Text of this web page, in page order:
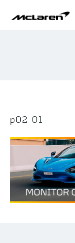
p02-01